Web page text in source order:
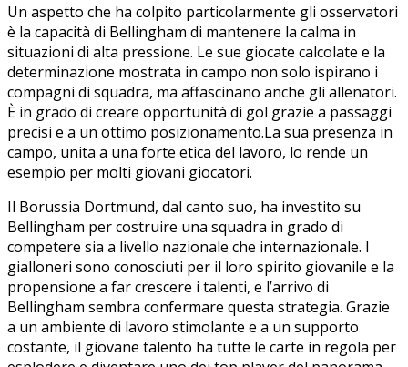
Un aspetto che ha colpito ​particolarmente ⁣gli osservatori
‍è la capacità di‍ Bellingham di mantenere la calma in
situazioni di alta pressione. Le sue giocate calcolate e la
determinazione mostrata​ in campo non solo ispirano​ i
compagni di​ squadra, ma affascinano ⁤anche gli allenatori.
È in⁤ grado‌ di creare‍ opportunità di gol grazie a passaggi
precisi e a⁢ un ottimo posizionamento.La sua presenza in
⁢campo, unita a una forte etica del lavoro, lo rende un
esempio per molti ‌giovani giocatori.
Il Borussia Dortmund, dal canto suo,​ ha investito su
Bellingham per costruire una squadra ‍in​ grado di⁢
competere sia ‌a ​livello ‍nazionale che ⁤internazionale.⁢ I
gialloneri ‌sono conosciuti per il loro spirito giovanile e la
propensione a far crescere i talenti, e l’arrivo di
Bellingham sembra confermare questa strategia. Grazie
a un⁤ ambiente di lavoro stimolante e a un supporto‍
costante, il giovane talento​ ha tutte le carte in regola per